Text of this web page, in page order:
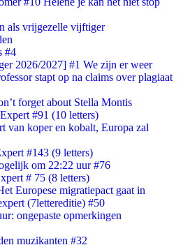
als vrijgezelle vijftiger
#4
2026/2027] #1 We zijn er weer
stapt op na claims over plagiaat
forget about Stella Montis
#91 (10 letters)
van koper en kobalt, Europa zal
#143 (9 letters)
om 22:22 uur #76
# 75 (8 letters)
Europese migratiepact gaat in
(7lettereditie) #50
ongepaste opmerkingen
muzikanten #32